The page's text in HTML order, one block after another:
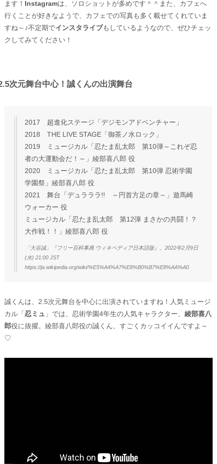
ます！ Instagramは、ソロショットが多めです＾＾また、カフェへ
行くことが好きなようで、カフェでの写真も多く載せてくれていま
すね～♪不定期でインスタライブもしているようなので、ぜひチェッ
クしてみてください！
次元舞台中心！誠くんの出演舞台
2017 超進化ステージ「デジモンアドベンチャー」
2018 THE LIVE STAGE「御茶ノ水ロック」
2019 ミュージカル「忍たま乱太郎 第10弾～これぞ忍
者の大運動会だ！～」綾部喜八郎 役
2020 ミュージカル「忍たま乱太郎 第10弾 忍術学園
学園祭」綾部喜八郎 役
2021 舞台「デュラララ!! ～円首方足の章～」遊馬崎
ウォーカー 役
ミュージカル「忍たま乱太郎 第12弾 まさかの共闘！？
大作戦！！」綾部喜八郎 役
「大谷誠」『フリー百科事典 ウィキペディア日本語版』。2022年2月9日
(水) 21:00 JST
https://ja.wikipedia.org/wiki/%E5%A4%A7%E8%B0%B7%E8%AA%A0
誠くんは、2.5次元舞台を中心に出演されていますね！人気ミュージ
カル「 忍ミュ 」では、忍術学園4年生の人気キャラクター、 綾部喜八
郎役に抜擢。綾部喜八郎役の誠くん、すごくカッコイイんですよ～
♡